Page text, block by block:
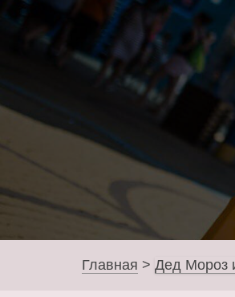
Главная > Дед Мороз